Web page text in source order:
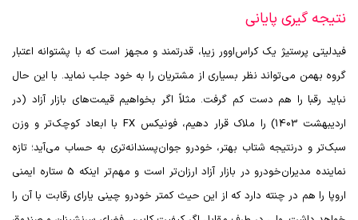
نتیجه گیری پایانی
فیدلیتی پرستیژ یک کراس‌اوور زیبا، قدرتمند و مجهز است که با پشتوانه اعتبار
گروه بهمن می‌تواند نظر بسیاری از مشتریان را به خود جلب نماید. با این حال
نباید رقبا را هم دست کم گرفت. مثلاً اگر بخواهیم قیمت‌های بازار آزاد (در
اردیبهشت 1403) را ملاک قرار دهیم، فونیکس
FX با ابعاد کوچک‌تر و وزن
سبک‌تر و درنتیجه شتاب بهتر، خودرو جوان‌پسندانه‌تری به حساب می‌آید؛ تازه
نماینده مدیران‌خودرو در بازار آزاد ارزان‌تر است و مهم‌تر اینکه 5 ستاره ایمنی
اروپا را هم در چنته دارد که از این حیث کمتر خودرو چینی یارای رقابت با آن را